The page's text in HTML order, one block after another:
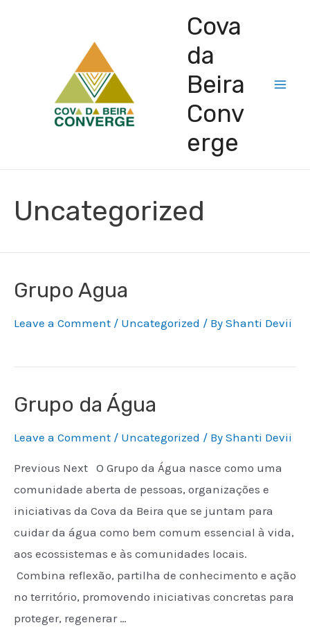
Cova
da
Beira
Conv
erge
Uncategorized
Grupo Agua
Leave a Comment / Uncategorized / By Shanti Devii
Grupo da Água
Leave a Comment / Uncategorized / By Shanti Devii
Previous Next O Grupo da Água nasce como uma
comunidade aberta de pessoas, organizações e
iniciativas da Cova da Beira que se juntam para
cuidar da água como bem comum essencial à vida,
aos ecossistemas e às comunidades locais.
Combina reflexão, partilha de conhecimento e ação
no território, promovendo iniciativas concretas para
proteger, regenerar …